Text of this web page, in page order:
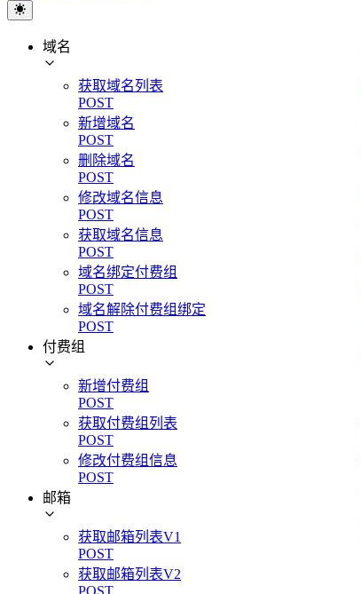
域名
获取域名列表
POST
新增域名
POST
删除域名
POST
修改域名信息
POST
获取域名信息
POST
域名绑定付费组
POST
域名解除付费组绑定
POST
付费组
新增付费组
POST
获取付费组列表
POST
修改付费组信息
POST
邮箱
获取邮箱列表V1
POST
获取邮箱列表V2
POST